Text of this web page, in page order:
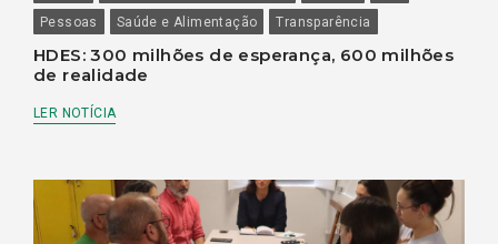
Pessoas
Saúde e Alimentação Transparência
HDES: 300 milhões de esperança, 600 milhões
de realidade
LER NOTÍCIA